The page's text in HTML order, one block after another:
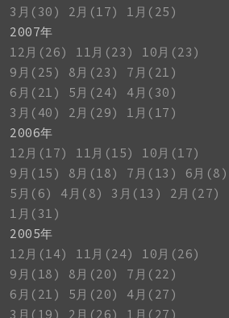
3月(30)
2月(17)
1月(25)
2007年
12月(26)
11月(23)
10月(23)
9月(25)
8月(23)
7月(21)
6月(21)
5月(24)
4月(30)
3月(40)
2月(29)
1月(17)
2006年
12月(17)
11月(15)
10月(17)
9月(15)
8月(18) 7月(13)
6月(8)
5月(6)
4月(8) 3月(13)
2月(27)
1月(31)
2005年
12月(14)
11月(24)
10月(26)
9月(18)
8月(20)
7月(22)
6月(21)
5月(20)
4月(27)
3月(19)
2月(26) 1月(27)